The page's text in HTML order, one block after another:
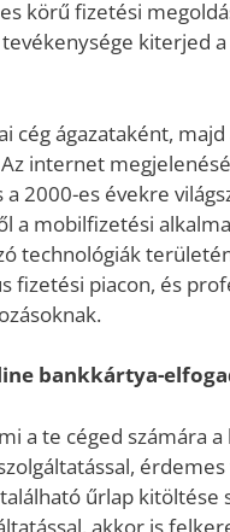
körű fizetési
kiterjed
ágazataként,
internet
2000-es évekre
a mobilfizetési
technológiák
piacon, és
bankkártya-
a te céged számára
űrlap kitöltése
akkor is